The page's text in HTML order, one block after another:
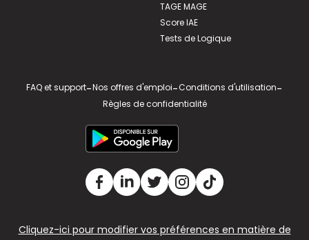
TAGE MAGE
Score IAE
Tests de Logique
FAQ et support-Nos offres d'emploi-Conditions d'utilisation-
Règles de confidentialité
Cliquez-ici pour modifier vos préférences en matière de